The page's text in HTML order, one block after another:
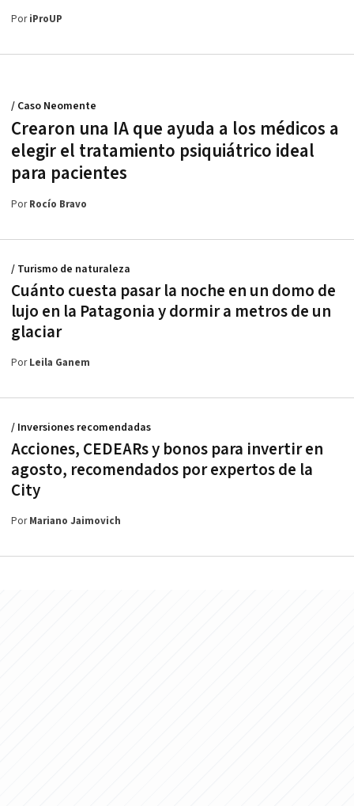
PoriProUP
Crearon una IA que ayuda a los médicos a
elegir el tratamiento psiquiátrico ideal
para pacientes
/ Caso Neomente
PorRocío Bravo
Cuánto cuesta pasar la noche en un domo de
lujo en la Patagonia y dormir a metros de un
glaciar
/ Turismo de naturaleza
PorLeila Ganem
Acciones, CEDEARs y bonos para invertir en
agosto, recomendados por expertos de la
City
/ Inversiones recomendadas
PorMariano Jaimovich